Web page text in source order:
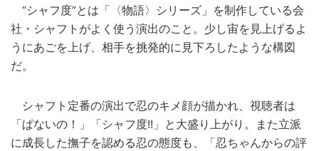
“シャフ度”とは「〈物語〉シリーズ」を制作している会
社・シャフトがよく使う演出のこと。少し宙を見上げるよ
うにあごを上げ、相手を挑発的に見下ろしたような構図
だ。
シャフト定番の演出で忍のキメ顔が描かれ、視聴者は
「ぱないの！」「シャフ度!!」と大盛り上がり。また立派
に成長した撫子を認める忍の態度も、「忍ちゃんからの評